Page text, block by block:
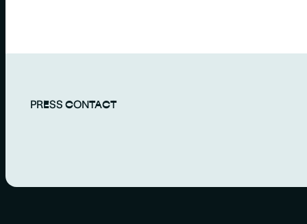
PRESS CONTACT